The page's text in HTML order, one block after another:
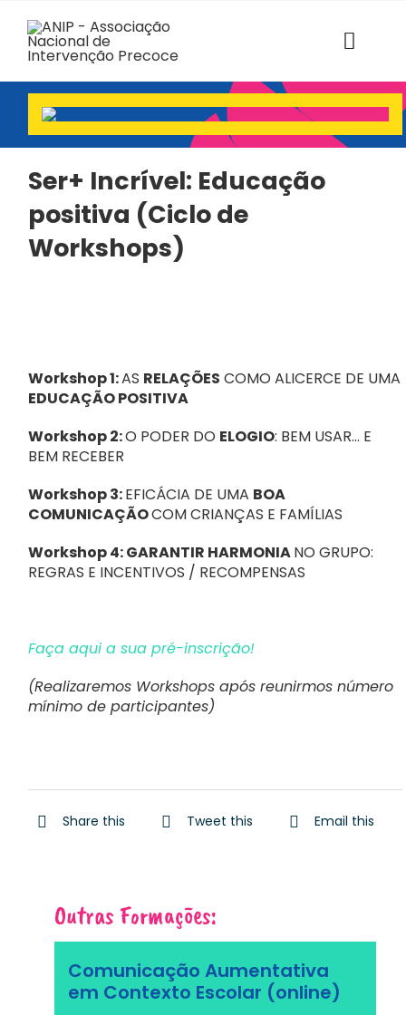
content
ANIP
Estruturas
Apoie a ANIP
Ser+ Incrível: Educação
positiva (Ciclo de
Workshops)
Workshop 1:AS RELAÇÕES COMO ALICERCE DE UMA
EDUCAÇÃO POSITIVA
Workshop 2:O PODER DO ELOGIO: BEM USAR… E
BEM RECEBER
Workshop 3:EFICÁCIA DE UMA BOA
COMUNICAÇÃOCOM CRIANÇAS E FAMÍLIAS
Workshop 4:GARANTIR HARMONIANO GRUPO:
REGRAS E INCENTIVOS / RECOMPENSAS
Faça aqui a sua pré-inscrição!
(Realizaremos Workshops após reunirmos número
mínimo de participantes)
Share this Tweet this Email this
Outras Formações:
Comunicação Aumentativa
em Contexto Escolar (online)